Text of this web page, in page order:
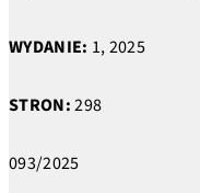
WYDANIE: 1, 2025
STRON:298
093/2025